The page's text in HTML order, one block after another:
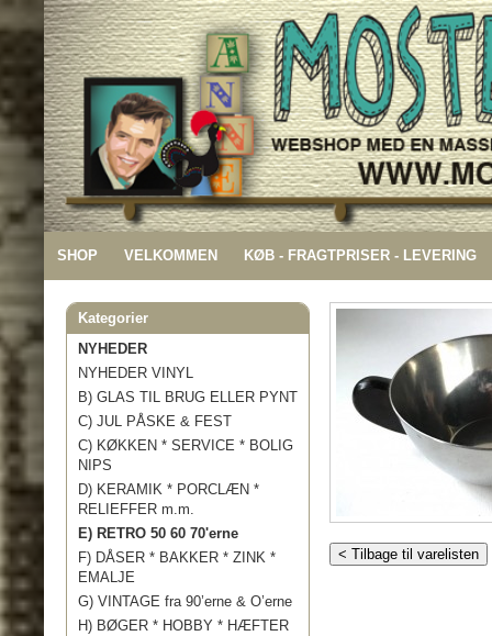
SHOP VELKOMMEN KØB - FRAGTPRISER - LEVERING
Kategorier
NYHEDER
NYHEDER VINYL
B) GLAS TIL BRUG ELLER PYNT
C) JUL PÅSKE & FEST
C) KØKKEN * SERVICE * BOLIG
NIPS
D) KERAMIK * PORCLÆN *
RELIEFFER m.m.
E) RETRO 50 60 70'erne
F) DÅSER * BAKKER * ZINK *
EMALJE
G) VINTAGE fra 90’erne & O’erne
H) BØGER * HOBBY * HÆFTER
< Tilbage til varelisten